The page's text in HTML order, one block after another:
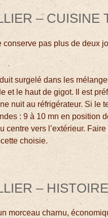
– CUISINE
conserve pas plus de deux
surgelé dans les
et le haut de gigot. Il est
nuit au réfrigérateur. Si le
: 9 à 10 mn en position
centre vers l’extérieur.
choisie.
– HISTOIRE
morceau charnu,